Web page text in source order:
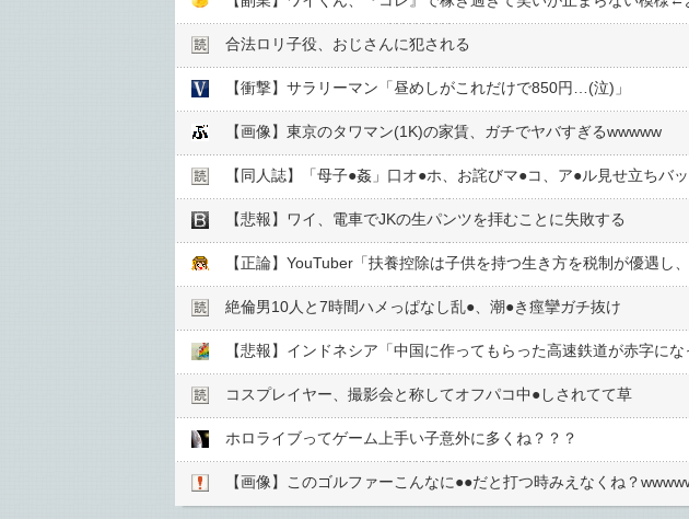
合法ロリ子役、おじさんに犯される
【衝撃】サラリーマン「昼めしがこれだけで850円…(泣)」
【画像】東京のタワマン(1K)の家賃、ガチでヤバすぎるwwwww
【同人誌】「母子●︎姦」口オ●︎ホ、お詫びマ●︎コ、ア●︎ル見せ立ちバ
【悲報】ワイ、電車でJKの生パンツを拝むことに失敗する
【正論】YouTuber「扶養控除は子供を持つ生き方を税制が優遇
絶倫男10人と7時間ハメっぱなし乱●︎、潮●︎き痙攣ガチ抜け
【悲報】インドネシア「中国に作ってもらった高速鉄道が赤字に
コスプレイヤー、撮影会と称してオフパコ中●︎しされてて草
ホロライブってゲーム上手い子意外に多くね？？？
【画像】このゴルファーこんなに●●だと打つ時みえなくね？